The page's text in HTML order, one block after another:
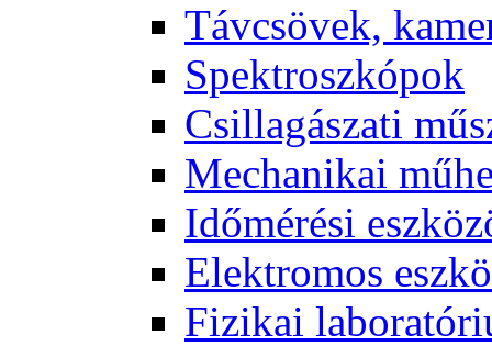
Táv­csö­vek,
Spekt­rosz­kó­pok
Csil­la­gá­sza­ti
Me­cha­ni­kai
Idő­mé­ré­si
Elekt­ro­mos
Fi­zi­kai